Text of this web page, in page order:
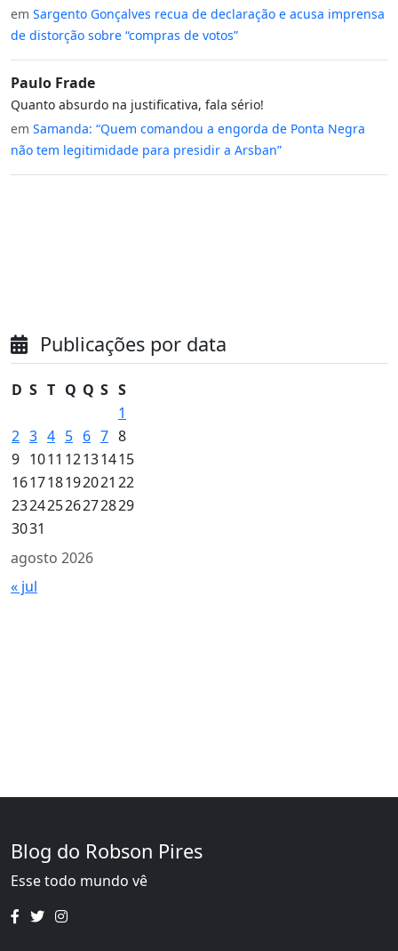
em Sargento Gonçalves recua de declaração e acusa imprensa
de distorção sobre “compras de votos”
Paulo Frade
Quanto absurdo na justificativa, fala sério!
em Samanda: “Quem comandou a engorda de Ponta Negra
não tem legitimidade para presidir a Arsban”
Publicações por data
agosto 2026
D S T Q Q S S
1
2 3 4 5 6 7 8
9 1011 12131415
161718192021 22
23242526272829
3031
« jul
Blog do Robson Pires
Esse todo mundo vê